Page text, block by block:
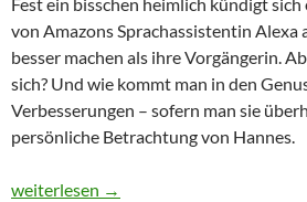
von Amazons Sprachassistentin Alexa
besser machen als ihre Vorgängerin.
sich? Und wie kommt man in den
Verbesserungen – sofern man sie
persönliche Betrachtung von Hannes.
Was zur Hölle bedeutet das Plus bei
weiterlesen →